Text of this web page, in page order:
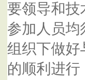
要领导和技
参加人员
组织下做好
的顺利进行